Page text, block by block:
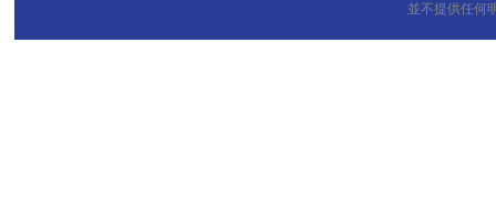
並不提供任何